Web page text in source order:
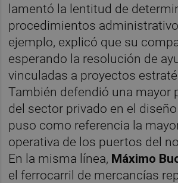
lamentó la lentitud de
procedimientos
ejemplo, explicó que su
esperando la resolución de
vinculadas a proyectos
También defendió una mayor
del sector privado en el
puso como referencia la
operativa de los puertos del
En la misma línea, Máximo
el ferrocarril de mercancías